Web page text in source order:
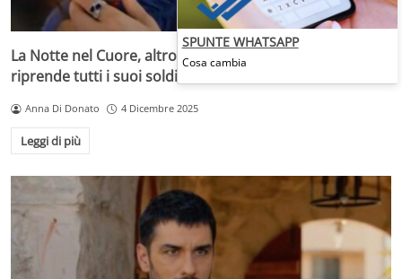
La Notte nel Cuore, altro colpo di scena: Canan si
riprende tutti i suoi soldi
Anna Di Donato 4 Dicembre 2025
Leggi di più
SPUNTE WHATSAPP
Cosa cambia